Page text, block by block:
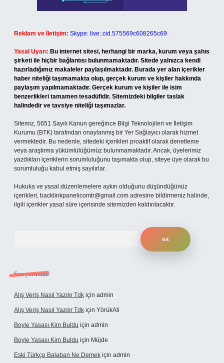
Reklam ve İletişim: Skype: live:.cid.575569c608265c69
Yasal Uyarı: Bu internet sitesi, herhangi bir marka, kurum veya şahıs
şirketi ile hiçbir bağlantısı bulunmamaktadır. Sitede yalnızca kendi
hazırladığımız makaleler paylaşılmaktadır. Burada yer alan içerikler
haber niteliği taşımamakta olup, gerçek kurum ve kişiler hakkında
paylaşım yapılmamaktadır. Gerçek kurum ve kişiler ile isim
benzerlikleri tamamen tesadüfidir. Sitemizdeki bilgiler taslak
halindedir ve tavsiye niteliği taşımazlar.
Sitemiz, 5651 Sayılı Kanun gereğince Bilgi Teknolojileri ve İletişim
Kurumu (BTK) tarafından onaylanmış bir Yer Sağlayıcı olarak hizmet
vermektedir. Bu nedenle, sitedeki içerikleri proaktif olarak denetleme
veya araştırma yükümlülüğümüz bulunmamaktadır. Ancak, üyelerimiz
yazdıkları içeriklerin sorumluluğunu taşımakta olup, siteye üye olarak bu
sorumluluğu kabul etmiş sayılırlar.
Hukuka ve yasal düzenlemelere aykırı olduğunu düşündüğünüz
içerikleri, backlinkpanelicomtr@gmail.com adresine bildirmeniz halinde,
ilgili içerikler yasal süre içerisinde sitemizden kaldırılacaktır.
Son yorumlar
Alış Veriş Nasıl Yazılır Tdk için admin
Alış Veriş Nasıl Yazılır Tdk için YörükAli
Boyle Yasası Kim Buldu için admin
Boyle Yasası Kim Buldu için Müjde
Eski Türkçe Balaban Ne Demek için admin